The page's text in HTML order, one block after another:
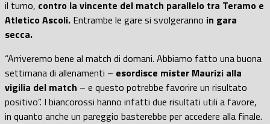
il turno, contro la vincente del match parallelo tra Teramo e
Atletico Ascoli. Entrambe le gare si svolgeranno in gara
secca.
“Arriveremo bene al match di domani. Abbiamo fatto una buona
settimana di allenamenti – esordisce mister Maurizi alla
vigilia del match – e questo potrebbe favorire un risultato
positivo”. I biancorossi hanno infatti due risultati utili a favore,
in quanto anche un pareggio basterebbe per accedere alla finale.